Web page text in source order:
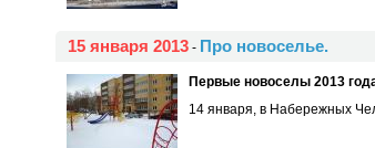
15 января 2013 - Про новоселье.
Первые новоселы 2013
14 января, в Набережных